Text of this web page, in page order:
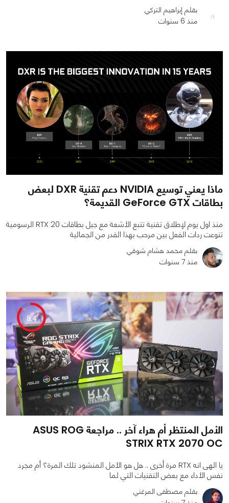
2092
بقلم إبراهيم التركي
منذ 6 سنوات
ماذا يعني توسيع NVIDIA دعم تقنية DXR لبعض
بطاقات GeForce GTX القديمة؟
منذ اول يوم لإطلاق تقنية تتبع الأشعة مع جيل بطاقات RTX 20 الرسومية
تنوعت ردات الفعل بين مرحب بهذا القدر من الجمالية
بقلم محمد هشام شوقي
منذ 7 سنوات
8.4
الأمل المنتظر أم هراء آخر .. مراجعة ASUS ROG
STRIX RTX 2070 OC
يا الهى انه RTX مرة أخرى .. هل هو الأمل المنشود تلك المرة؟ أم مجرد
نفس الأداء مع بعض التقنيات التي لما
بقلم مصطفى المرغني